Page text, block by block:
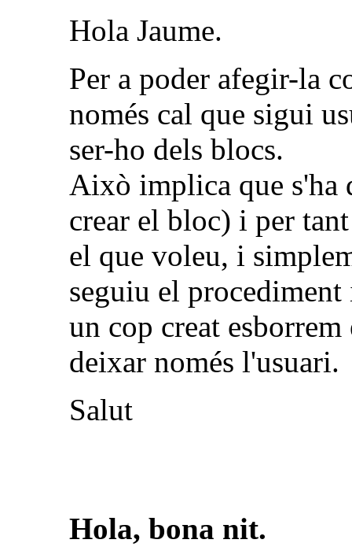
Hola Jaume.
Per a poder afegir-la
només cal que sigui
ser-ho dels blocs.
Això implica que s'ha
crear el bloc) i per
el que voleu, i
seguiu el
un cop creat
deixar només l'usuari.
Salut
Hola, bona nit.